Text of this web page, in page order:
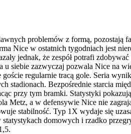
problemów z formą, pozostają
Nice w ostatnich tygodniach jest
jednak, że zespół potrafi
siebie zazwyczaj pozwala Nice na
regularnie tracą gole. Seria
Bezpośrednie starcia
przy tym bramki. Statystyki
Metz, a w defensywie Nice nie
stabilność. Typ 1X wydaje się
domowych i rzadko